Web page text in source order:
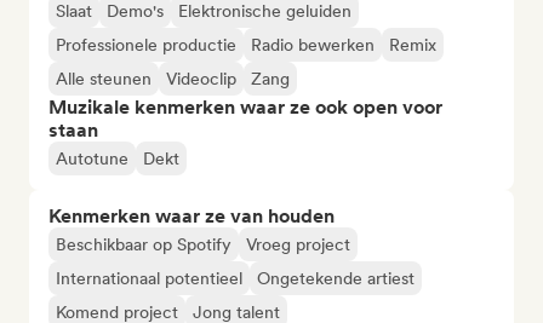
Slaat Demo's
Elektronische geluiden
Professionele productie
Radio bewerken
Remix
Alle steunen
Videoclip Zang
Muzikale kenmerken waar ze ook open voor
staan
Autotune Dekt
Kenmerken waar ze van houden
Beschikbaar op Spotify
Vroeg project
Internationaal potentieel
Ongetekende artiest
Komend project
Jong talent